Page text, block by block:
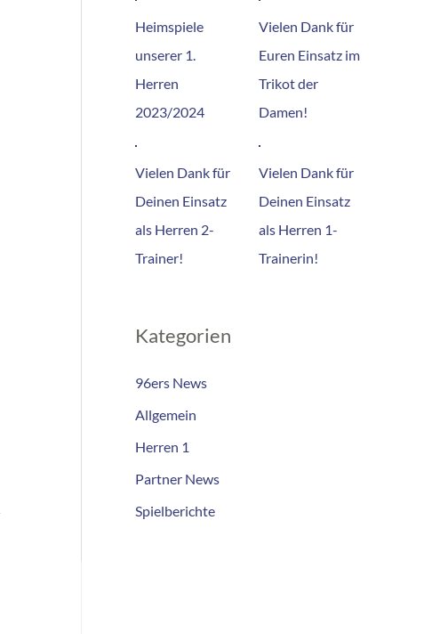
Heimspiele
unserer 1.
Herren
2023/2024
Vielen Dank für
Euren Einsatz im
Trikot der
Damen!
Vielen Dank für
Deinen Einsatz
als Herren 2-
Trainer!
Vielen Dank für
Deinen Einsatz
als Herren 1-
Trainerin!
Kategorien
96ers News
Allgemein
Herren 1
Partner News
Spielberichte